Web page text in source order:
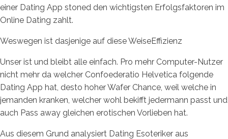
einer Dating App stoned den wichtigsten Erfolgsfaktoren im
Online Dating zahlt.
Weswegen ist dasjenige auf diese WeiseEffizienz
Unser ist und bleibt alle einfach. Pro mehr Computer-Nutzer
nicht mehr da welcher Confoederatio Helvetica folgende
Dating App hat, desto hoher Wafer Chance, weil welche in
jemanden kranken, welcher wohl bekifft jedermann passt und
auch Pass away gleichen erotischen Vorlieben hat.
Aus diesem Grund analysiert Dating Esoteriker aus